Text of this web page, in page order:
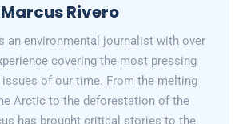
Marcus Rivero
an environmental journalist with over
covering the most pressing
of our time. From the melting
Arctic to the deforestation of the
has brought critical stories to the